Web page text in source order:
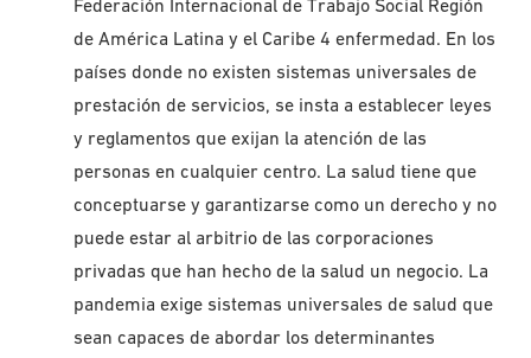
Federación Internacional de Trabajo Social Región
de América Latina y el Caribe 4 enfermedad. En los
países donde no existen sistemas universales de
prestación de servicios, se insta a establecer leyes
y reglamentos que exijan la atención de las
personas en cualquier centro. La salud tiene que
conceptuarse y garantizarse como un derecho y no
puede estar al arbitrio de las corporaciones
privadas que han hecho de la salud un negocio. La
pandemia exige sistemas universales de salud que
sean capaces de abordar los determinantes